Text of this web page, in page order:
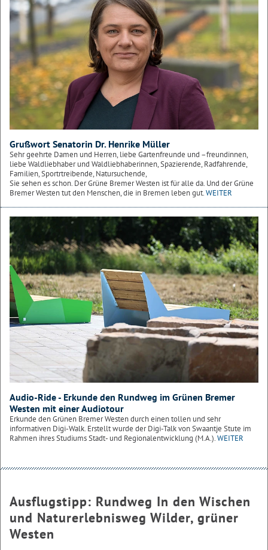
Grußwort Senatorin Dr. Henrike Müller
Sehr geehrte Damen und Herren, liebe Gartenfreunde und –freundinnen,
liebe Waldliebhaber und Waldliebhaberinnen, Spazierende, Radfahrende,
Familien, Sportrtreibende, Natursuchende,
Sie sehen es schon. Der Grüne Bremer Westen ist für alle da. Und der Grüne
Bremer Westen tut den Menschen, die in Bremen leben gut.WEITER
Audio-Ride - Erkunde den Rundweg im Grünen Bremer
Westen mit einer Audiotour
Erkunde den Grünen Bremer Westen durch einen tollen und sehr
informativen Digi-Walk. Erstellt wurde der Digi-Talk von Swaantje Stute im
Rahmen ihres Studiums Stadt- und Regionalentwicklung (M.A.).WEITER
Ausflugstipp: Rundweg In den Wischen
und Naturerlebnisweg Wilder, grüner
Westen